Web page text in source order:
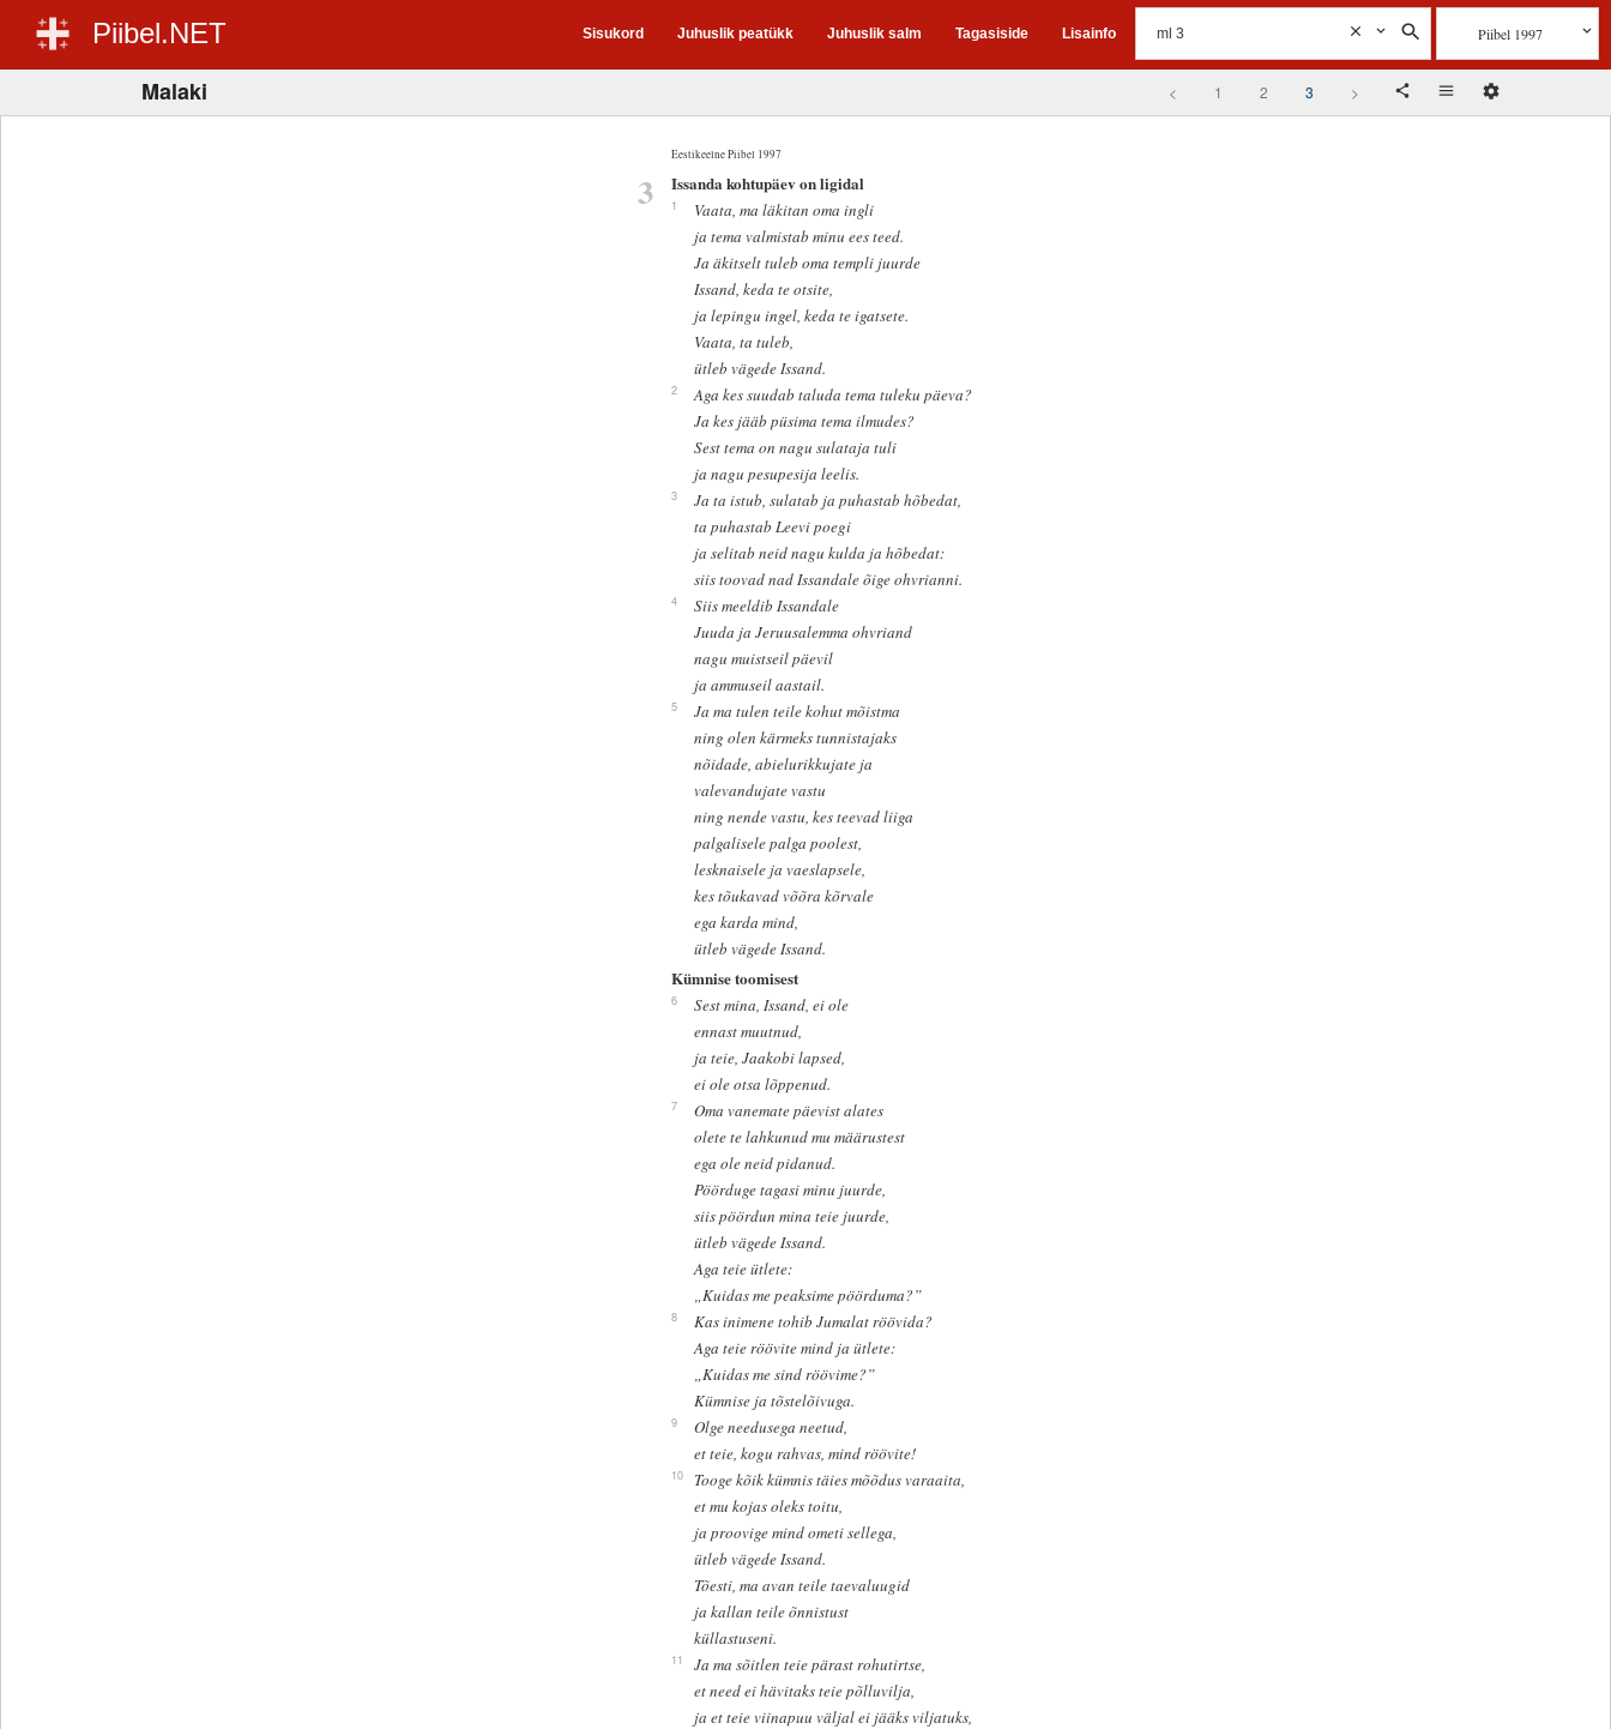
Piibel.NET Sisukord Juhuslik peatükk Juhuslik salm Tagasiside Lisainfo Piibel 1997
Malaki < 1 2 3 >
Eestikeelne Piibel 1997
3 Issanda kohtupäev on ligidal
1
Vaata, ma läkitan oma ingli
ja tema valmistab minu ees teed.
Ja äkitselt tuleb oma templi juurde
Issand, keda te otsite,
ja lepingu ingel, keda te igatsete.
Vaata, ta tuleb,
ütleb vägede Issand.
2
Aga kes suudab taluda tema tuleku päeva?
Ja kes jääb püsima tema ilmudes?
Sest tema on nagu sulataja tuli
ja nagu pesupesija leelis.
3
Ja ta istub, sulatab ja puhastab hõbedat,
ta puhastab Leevi poegi
ja selitab neid nagu kulda ja hõbedat:
siis toovad nad Issandale õige ohvrianni.
4
Siis meeldib Issandale
Juuda ja Jeruusalemma ohvriand
nagu muistseil päevil
ja ammuseil aastail.
5
Ja ma tulen teile kohut mõistma
ning olen kärmeks tunnistajaks
nõidade, abielurikkujate ja
valevandujate vastu
ning nende vastu, kes teevad liiga
palgalisele palga poolest,
lesknaisele ja vaeslapsele,
kes tõukavad võõra kõrvale
ega karda mind,
ütleb vägede Issand.
Kümnise toomisest
6
Sest mina, Issand, ei ole
ennast muutnud,
ja teie, Jaakobi lapsed,
ei ole otsa lõppenud.
7
Oma vanemate päevist alates
olete te lahkunud mu määrustest
ega ole neid pidanud.
Pöörduge tagasi minu juurde,
siis pöördun mina teie juurde,
ütleb vägede Issand.
Aga teie ütlete:
„Kuidas me peaksime pöörduma?”
8
Kas inimene tohib Jumalat röövida?
Aga teie röövite mind ja ütlete:
„Kuidas me sind röövime?”
Kümnise ja tõstelõivuga.
9
Olge needusega neetud,
et teie, kogu rahvas, mind röövite!
10
Tooge kõik kümnis täies mõõdus varaaita,
et mu kojas oleks toitu,
ja proovige mind ometi sellega,
ütleb vägede Issand.
Tõesti, ma avan teile taevaluugid
ja kallan teile õnnistust
küllastuseni.
11
Ja ma sõitlen teie pärast rohutirtse,
et need ei hävitaks teie põlluvilja,
ja et teie viinapuu väljal ei jääks viljatuks,